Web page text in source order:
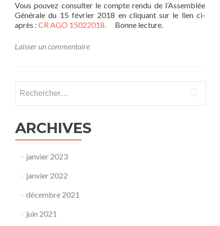
Vous pouvez consulter le compte rendu de l’Assemblée
Générale du 15 février 2018 en cliquant sur le lien ci-
après : CR AGO 15022018. Bonne lecture.
Laisser un commentaire
ARCHIVES
janvier 2023
janvier 2022
décembre 2021
juin 2021